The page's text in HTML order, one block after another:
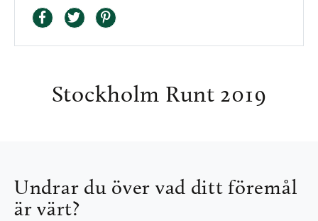
Stockholm Runt 2019
Undrar du över vad ditt föremål
är värt?